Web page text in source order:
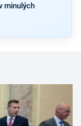
minulých